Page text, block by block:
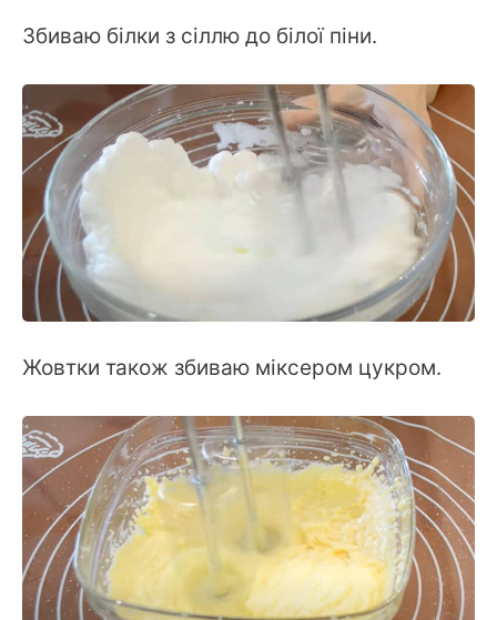
Збиваю білки з сіллю до білої піни.
Жовтки також збиваю міксером цукром.